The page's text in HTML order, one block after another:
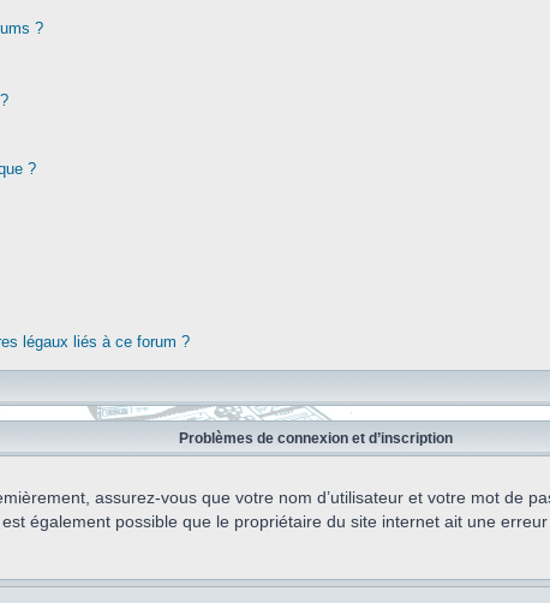
?
?
légaux liés à ce forum ?
Problèmes de connexion et d’inscription
assurez-vous que votre nom d’utilisateur et votre mot de
également possible que le propriétaire du site internet ait une